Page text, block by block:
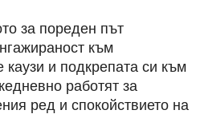
за пореден път
към
и подкрепата си към
работят за
ред и спокойствието на